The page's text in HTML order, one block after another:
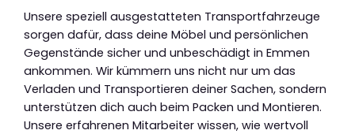
Unsere speziell ausgestatteten Transportfahrzeuge
sorgen dafür, dass deine Möbel und persönlichen
Gegenstände sicher und unbeschädigt in Emmen
ankommen. Wir kümmern uns nicht nur um das
Verladen und Transportieren deiner Sachen, sondern
unterstützen dich auch beim Packen und Montieren.
Unsere erfahrenen Mitarbeiter wissen, wie wertvoll